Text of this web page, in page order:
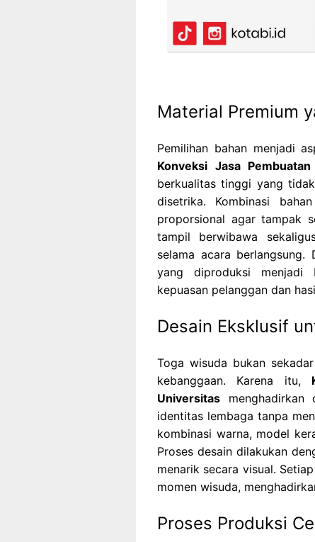
Material Premium
Pemilihan bahan menjadi
Konveksi Jasa
berkualitas tinggi yang
disetrika. Kombinasi
proporsional agar tampak
tampil berwibawa
selama acara
yang diproduksi menjadi
kepuasan pelanggan dan
Desain Eksklusif
Toga wisuda bukan
kebanggaan. Karena itu,
Universitas menghadirkan
identitas lembaga tanpa
kombinasi warna, model
Proses desain dilakukan
menarik secara visual.
momen wisuda,
Proses Produksi